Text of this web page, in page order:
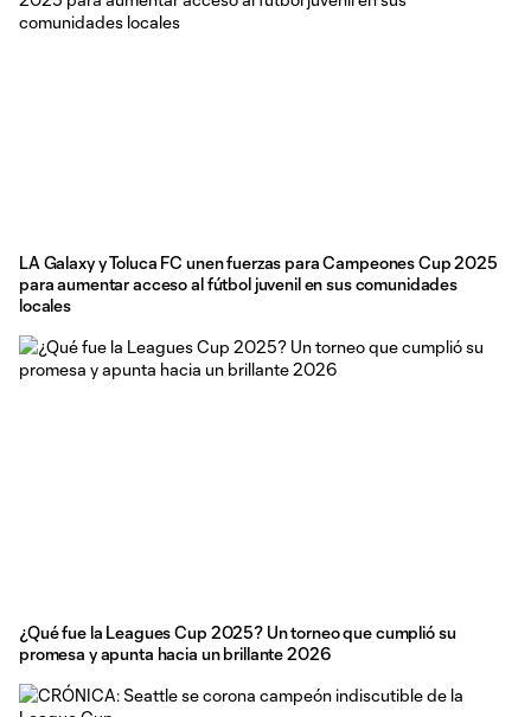
LA Galaxy y Toluca FC unen fuerzas para Campeones Cup 2025
para aumentar acceso al fútbol juvenil en sus comunidades
locales
¿Qué fue la Leagues Cup 2025? Un torneo que cumplió su
promesa y apunta hacia un brillante 2026